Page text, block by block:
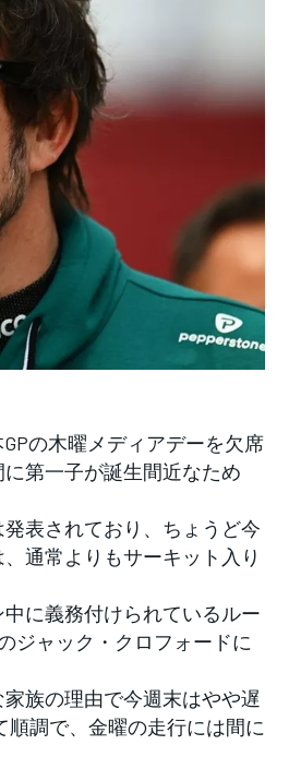
の木曜メディアデーを欠席
第一子が誕生間近なため
表されており、ちょうど今
通常よりもサーキット入り
に義務付けられているルー
ジャック・クロフォードに
族の理由で今週末はやや遅
順調で、金曜の走行には間に